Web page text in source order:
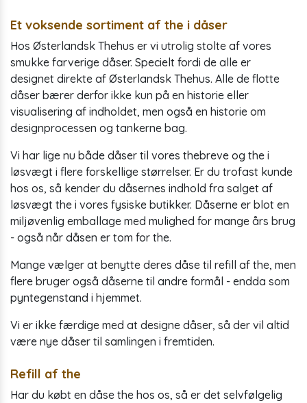
Et voksende sortiment af the i dåser
Hos Østerlandsk Thehus er vi utrolig stolte af vores
smukke farverige dåser. Specielt fordi de alle er
designet direkte af Østerlandsk Thehus. Alle de flotte
dåser bærer derfor ikke kun på en historie eller
visualisering af indholdet, men også en historie om
designprocessen og tankerne bag.
Vi har lige nu både dåser til vores thebreve og the i
løsvægt i flere forskellige størrelser. Er du trofast kunde
hos os, så kender du dåsernes indhold fra salget af
løsvægt the i vores fysiske butikker. Dåserne er blot en
miljøvenlig emballage med mulighed for mange års brug
- også når dåsen er tom for the.
Mange vælger at benytte deres dåse til refill af the, men
flere bruger også dåserne til andre formål - endda som
pyntegenstand i hjemmet.
Vi er ikke færdige med at designe dåser, så der vil altid
være nye dåser til samlingen i fremtiden.
Refill af the
Har du købt en dåse the hos os, så er det selvfølgelig